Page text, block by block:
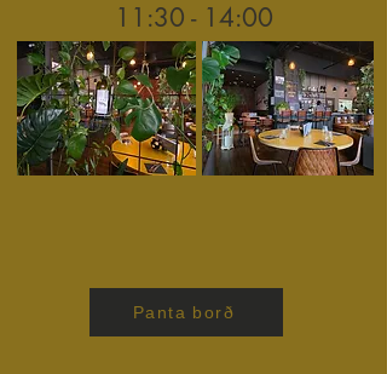
11:30 - 14:00
Panta borð